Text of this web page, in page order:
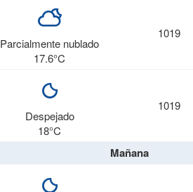
Parcialmente nublado
17.6°C
1019
Despejado
18°C
1019
Mañana